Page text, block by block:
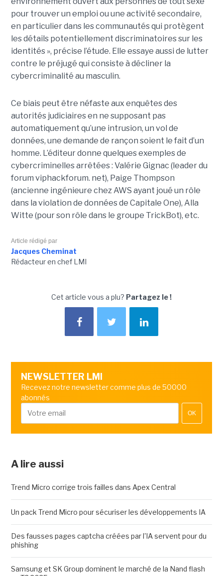
pour trouver un emploi ou une activité secondaire,
en particulier dans les communautés qui protègent
les détails potentiellement discriminatoires sur les
identités », précise l’étude. Elle essaye aussi de lutter
contre le préjugé qui consiste à décliner la
cybercriminalité au masculin.
Ce biais peut être néfaste aux enquêtes des
autorités judiciaires en ne supposant pas
automatiquement qu’une intrusion, un vol de
données, une demande de rançon soient le fait d’un
homme. L’éditeur donne quelques exemples de
cybercriminelles arrêtées : Valérie Gignac (leader du
forum viphackforum. net), Paige Thompson
(ancienne ingénieure chez AWS ayant joué un rôle
dans la violation de données de Capitale One), Alla
Witte (pour son rôle dans le groupe TrickBot), etc.
Article rédigé par
Jacques Cheminat
Rédacteur en chef LMI
Cet article vous a plu? Partagez le !
NEWSLETTER LMI
Recevez notre newsletter comme plus de 50000
abonnés
OK
A lire aussi
Trend Micro corrige trois failles dans Apex Central
Un pack Trend Micro pour sécuriser les développements IA
Des fausses pages captcha créées par l'IA servent pour du
phishing
Samsung et SK Group dominent le marché de la Nand flash